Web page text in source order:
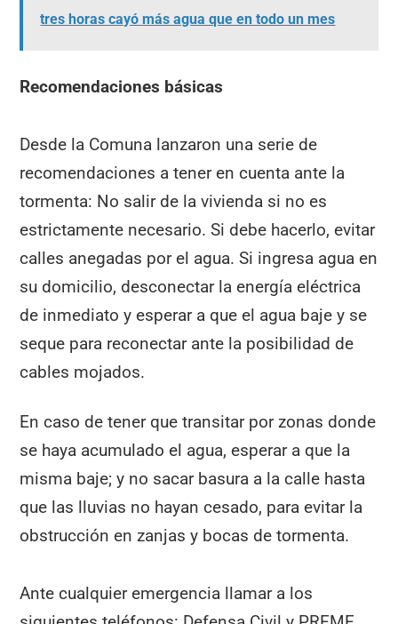
tres horas cayó más agua que en todo un mes
Recomendaciones básicas
Desde la Comuna lanzaron una serie de
recomendaciones a tener en cuenta ante la
tormenta: No salir de la vivienda si no es
estrictamente necesario. Si debe hacerlo, evitar
calles anegadas por el agua. Si ingresa agua en
su domicilio, desconectar la energía eléctrica
de inmediato y esperar a que el agua baje y se
seque para reconectar ante la posibilidad de
cables mojados.
En caso de tener que transitar por zonas donde
se haya acumulado el agua, esperar a que la
misma baje; y no sacar basura a la calle hasta
que las lluvias no hayan cesado, para evitar la
obstrucción en zanjas y bocas de tormenta.
Ante cualquier emergencia llamar a los